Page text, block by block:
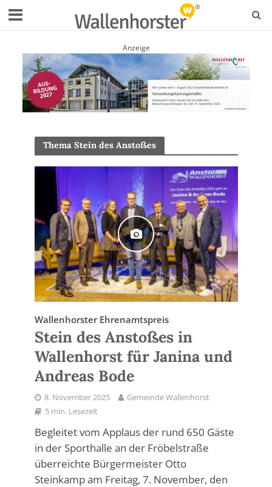
Anzeige
Thema Stein des Anstoßes
Wallenhorster Ehrenamtspreis
Stein des Anstoßes in
Wallenhorst für Janina und
Andreas Bode
8. November 2025
Gemeinde Wallenhorst
5 min. Lesezeit
Begleitet vom Applaus der rund 650 Gäste
in der Sporthalle an der Fröbelstraße
überreichte Bürgermeister Otto
Steinkamp am Freitag, 7. November, den